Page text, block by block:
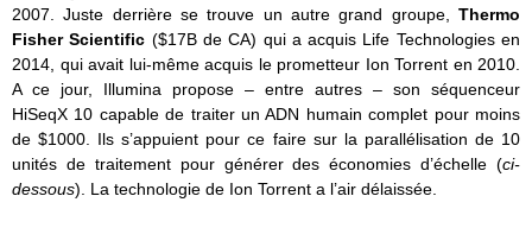
2007. Juste derrière se trouve un autre grand groupe, Thermo
Fisher Scientific ($17B de CA) qui a acquis Life Technologies en
2014, qui avait lui-même acquis le prometteur Ion Torrent en 2010.
A ce jour, Illumina propose – entre autres – son séquenceur
HiSeqX 10 capable de traiter un ADN humain complet pour moins
de $1000. Ils s’appuient pour ce faire sur la parallélisation de 10
unités de traitement pour générer des économies d’échelle (ci-
dessous). La technologie de Ion Torrent a l’air délaissée.